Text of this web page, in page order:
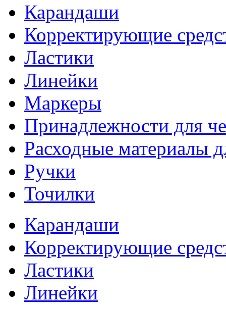
Карандаши
Корректирующие
Ластики
Линейки
Маркеры
Принадлежности для
Расходные материалы
Ручки
Точилки
Карандаши
Корректирующие
Ластики
Линейки